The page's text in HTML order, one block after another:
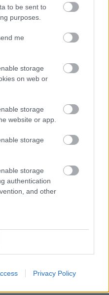
to be sent to
purposes.
me
storage
on web or
storage
website or app.
storage
storage
authentication
and other
Privacy Policy
aGDPR-szabályzat
egy kattintás, és hírlevelünk a
cikke
Szijjártó
megyében: egyre
részlegesen